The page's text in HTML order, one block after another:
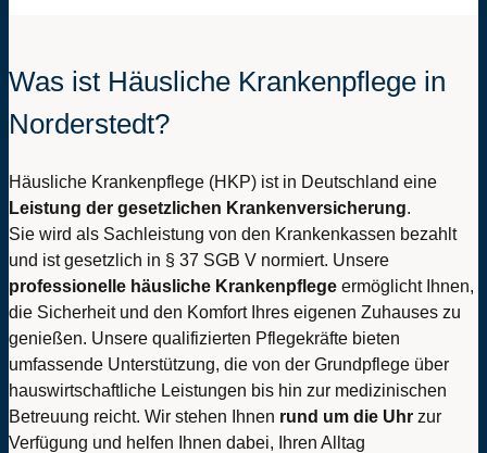
Was ist Häusliche Krankenpflege in
Norderstedt?
Häusliche Krankenpflege (HKP) ist in Deutschland eine
Leistung der gesetzlichen Krankenversicherung.
Sie wird als Sachleistung von den Krankenkassen bezahlt
und ist gesetzlich in § 37 SGB V normiert. Unsere
professionelle häusliche Krankenpflege ermöglicht Ihnen,
die Sicherheit und den Komfort Ihres eigenen Zuhauses zu
genießen. Unsere qualifizierten Pflegekräfte bieten
umfassende Unterstützung, die von der Grundpflege über
hauswirtschaftliche Leistungen bis hin zur medizinischen
Betreuung reicht. Wir stehen Ihnen rund um die Uhr zur
Verfügung und helfen Ihnen dabei, Ihren Alltag